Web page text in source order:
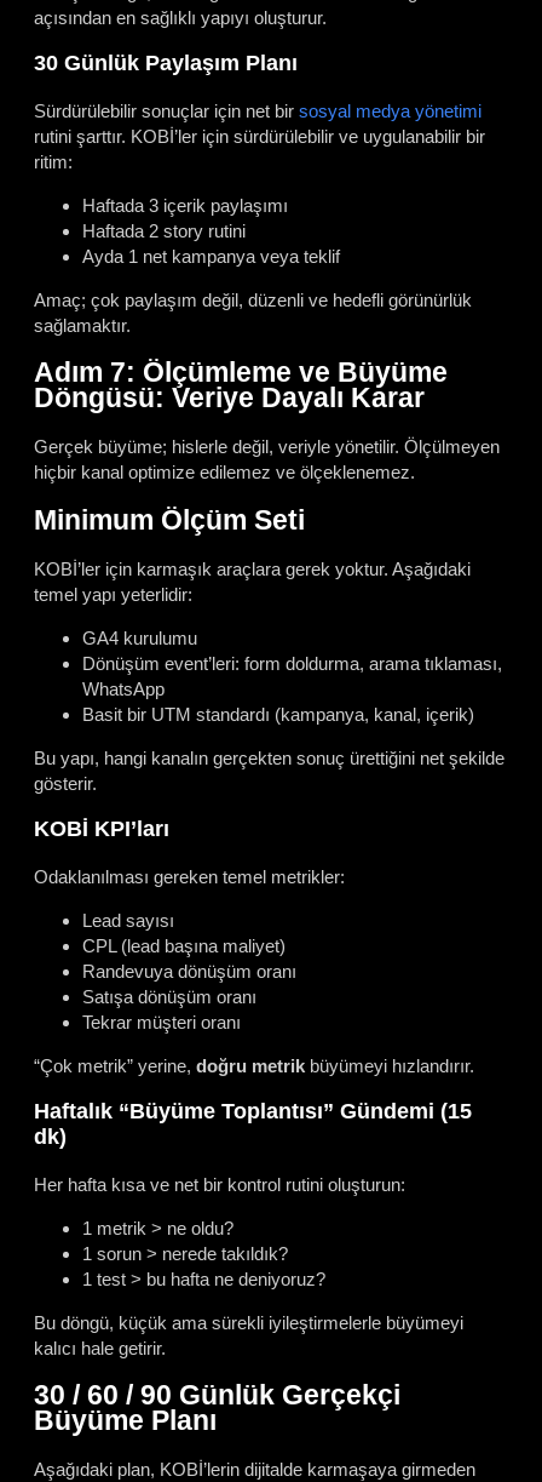
açısından en sağlıklı yapıyı oluşturur.
30 Günlük Paylaşım Planı
Sürdürülebilir sonuçlar için net bir sosyal medya yönetimi
rutini şarttır. KOBİ’ler için sürdürülebilir ve uygulanabilir bir
ritim:
Haftada 3 içerik paylaşımı
Haftada 2 story rutini
Ayda 1 net kampanya veya teklif
Amaç; çok paylaşım değil, düzenli ve hedefli görünürlük
sağlamaktır.
Adım 7: Ölçümleme ve Büyüme
Döngüsü: Veriye Dayalı Karar
Gerçek büyüme; hislerle değil, veriyle yönetilir. Ölçülmeyen
hiçbir kanal optimize edilemez ve ölçeklenemez.
Minimum Ölçüm Seti
KOBİ’ler için karmaşık araçlara gerek yoktur. Aşağıdaki
temel yapı yeterlidir:
GA4 kurulumu
Dönüşüm event’leri: form doldurma, arama tıklaması,
WhatsApp
Basit bir UTM standardı (kampanya, kanal, içerik)
Bu yapı, hangi kanalın gerçekten sonuç ürettiğini net şekilde
gösterir.
KOBİ KPI’ları
Odaklanılması gereken temel metrikler:
Lead sayısı
CPL (lead başına maliyet)
Randevuya dönüşüm oranı
Satışa dönüşüm oranı
Tekrar müşteri oranı
“Çok metrik” yerine, doğru metrik büyümeyi hızlandırır.
Haftalık “Büyüme Toplantısı” Gündemi (15
dk)
Her hafta kısa ve net bir kontrol rutini oluşturun:
1 metrik > ne oldu?
1 sorun > nerede takıldık?
1 test > bu hafta ne deniyoruz?
Bu döngü, küçük ama sürekli iyileştirmelerle büyümeyi
kalıcı hale getirir.
30 / 60 / 90 Günlük Gerçekçi
Büyüme Planı
Aşağıdaki plan, KOBİ’lerin dijitalde karmaşaya girmeden